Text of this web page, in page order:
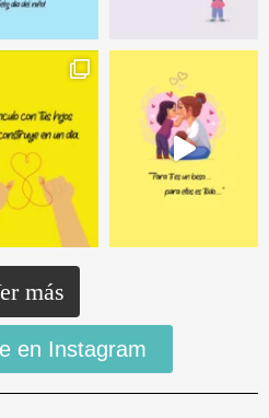
más
en Instagram